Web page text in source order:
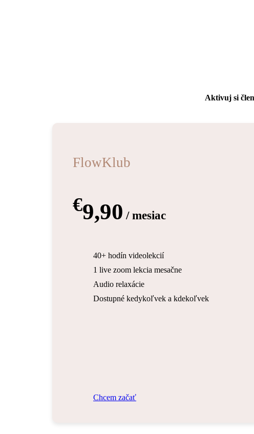
Aktivuj si
FlowKlub
€9,90 / mesiac
40+ hodín videolekcií
1 live zoom lekcia mesačne
Audio relaxácie
Dostupné kedykoľvek a kdekoľvek
Chcem začať